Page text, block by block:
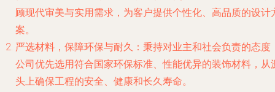
顾现代审美与实用需求，为客户提供个性化、高品质的设计
案。
严选材料，保障环保与耐久 ：秉持对业主和社会负责的态度
公司优先选用符合国家环保标准、性能优异的装饰材料，从
头上确保工程的安全、健康和长久寿命。